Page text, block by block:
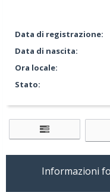
Data di registrazione:
Data di nascita:
Ora locale:
Stato:
Informazioni